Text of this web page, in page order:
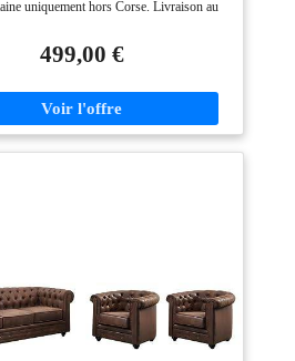
uniquement hors Corse. Livraison au
499,00 €